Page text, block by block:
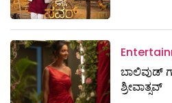
ಬಾಲಿವುಡ್
ಶ್ರೀವಾತ್ಸವ್